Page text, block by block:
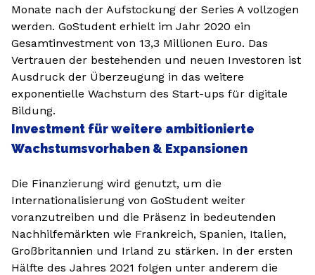
Monate nach der Aufstockung der Series A vollzogen
werden. GoStudent erhielt im Jahr 2020 ein
Gesamtinvestment von 13,3 Millionen Euro. Das
Vertrauen der bestehenden und neuen Investoren ist
Ausdruck der Überzeugung in das weitere
exponentielle Wachstum des Start-ups für digitale
Bildung.
Investment für weitere ambitionierte
Wachstumsvorhaben & Expansionen
Die Finanzierung wird genutzt, um die
Internationalisierung von GoStudent weiter
voranzutreiben und die Präsenz in bedeutenden
Nachhilfemärkten wie Frankreich, Spanien, Italien,
Großbritannien und Irland zu stärken. In der ersten
Hälfte des Jahres 2021 folgen unter anderem die